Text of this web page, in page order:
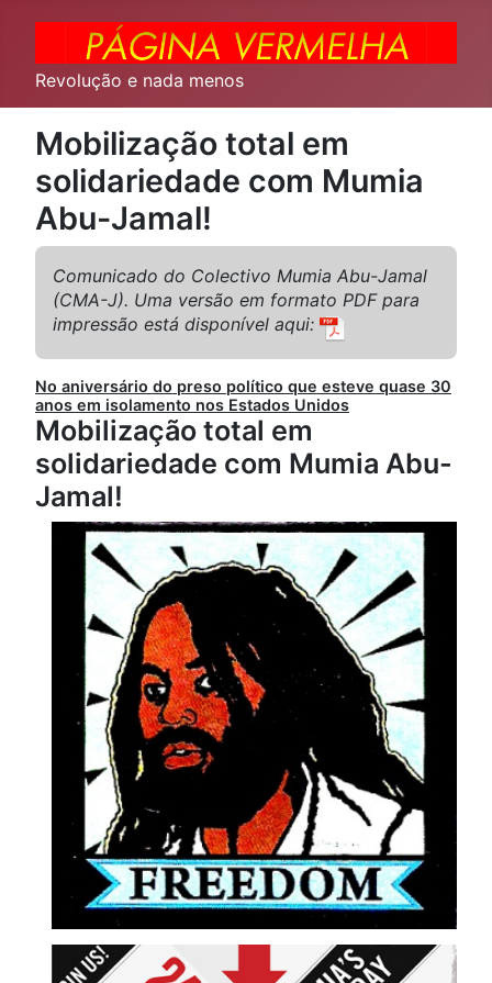
Revolução e nada menos
Mobilização total em
solidariedade com Mumia
Abu-Jamal!
Comunicado do Colectivo Mumia Abu-Jamal
(CMA-J). Uma versão em formato PDF para
impressão está disponível aqui:
No aniversário do preso político que esteve quase 30
anos em isolamento nos Estados Unidos
Mobilização total em
solidariedade com Mumia Abu-
Jamal!